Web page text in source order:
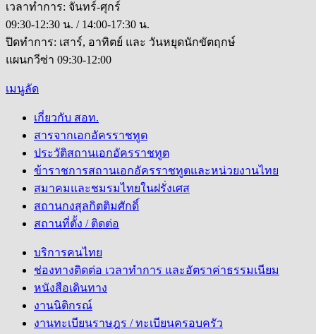
เวลาทำการ: จันทร์-ศุกร์
09:30-12:30 น. / 14:00-17:30 น.
ปิดทำการ: เสาร์, อาทิตย์ และ วันหยุดนักขัตฤกษ์
แผนกวีซ่า 09:30-12:00
เมนูลัด
เกี่ยวกับ สอท.
สารจากเอกอัครราชทูต
ประวัติสถานเอกอัครราชทูต
ข้าราชการสถานเอกอัครราชทูตและหน่วยงานไทย
สมาคมและชมรมไทยในฝรั่งเศส
สถานกงสุลกิตติมศักดิ์
สถานที่ตั้ง / ติดต่อ
บริการคนไทย
ช่องทางติดต่อ เวลาทำการ และอัตราค่าธรรมเนียม
หนังสือเดินทาง
งานนิติกรณ์
งานทะเบียนราษฎร / ทะเบียนครอบครัว